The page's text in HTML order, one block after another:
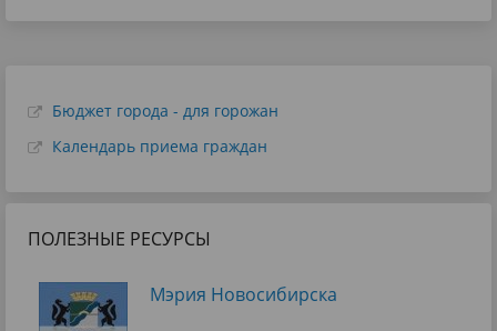
Бюджет города - для горожан
Календарь приема граждан
ПОЛЕЗНЫЕ РЕСУРСЫ
Мэрия Новосибирска